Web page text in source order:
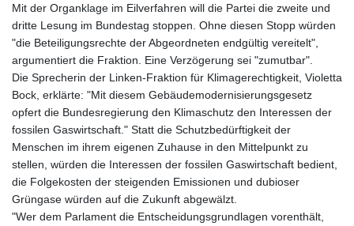
Mit der Organklage im Eilverfahren will die Partei die zweite und
dritte Lesung im Bundestag stoppen. Ohne diesen Stopp würden
"die Beteiligungsrechte der Abgeordneten endgültig vereitelt",
argumentiert die Fraktion. Eine Verzögerung sei "zumutbar".
Die Sprecherin der Linken-Fraktion für Klimagerechtigkeit, Violetta
Bock, erklärte: "Mit diesem Gebäudemodernisierungsgesetz
opfert die Bundesregierung den Klimaschutz den Interessen der
fossilen Gaswirtschaft." Statt die Schutzbedürftigkeit der
Menschen im ihrem eigenen Zuhause in den Mittelpunkt zu
stellen, würden die Interessen der fossilen Gaswirtschaft bedient,
die Folgekosten der steigenden Emissionen und dubioser
Grüngase würden auf die Zukunft abgewälzt.
"Wer dem Parlament die Entscheidungsgrundlagen vorenthält,